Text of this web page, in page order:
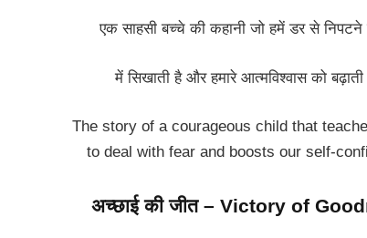
एक साहसी बच्चे की कहानी जो हमें डर से निपटने
में सिखाती है और हमारे आत्मविश्वास को बढ़ाती
The story of a courageous child that
to deal with fear and boosts our self-
अच्छाई की जीत – Victory of